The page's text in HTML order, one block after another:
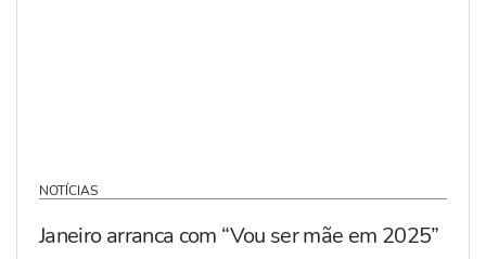
NOTÍCIAS
Janeiro arranca com “Vou ser mãe em 2025”